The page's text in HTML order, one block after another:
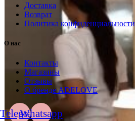
Доставка
Возврат
Политика конфиденциальности
О нас
Контакты
Магазины
Отзывы
О бренде ADELOVE
TelegramWhatsapp